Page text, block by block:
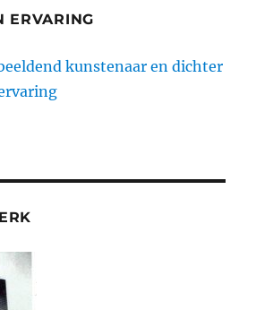
ERVARING
kunstenaar en dichter